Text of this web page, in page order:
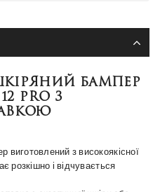
БАМПЕР
PRO З
виготовлений з високоякісної
розкішно і відчувається